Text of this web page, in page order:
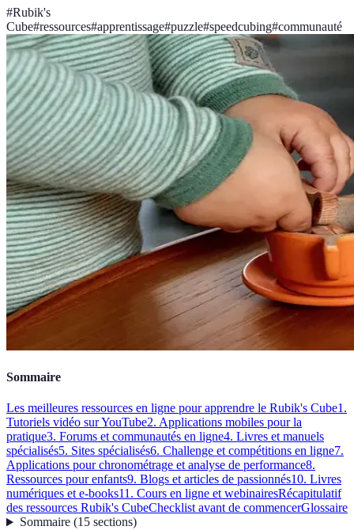
#Rubik's
Cube#ressources#apprentissage#puzzle#speedcubing#communauté
Sommaire
Les meilleures ressources en ligne pour apprendre le Rubik's Cube1.
Tutoriels vidéo sur YouTube2. Applications mobiles pour la
pratique3. Forums et communautés en ligne4. Livres et manuels
spécialisés5. Sites spécialisés6. Challenge et compétitions en ligne7.
Applications pour chronométrage et analyse de performance8.
Ressources pour enfants9. Blogs et articles de passionnés10. Livres
numériques et e-books11. Cours en ligne et webinairesRécapitulatif
des ressources Rubik's CubeChecklist avant de commencerGlossaire
Sommaire(15 sections)